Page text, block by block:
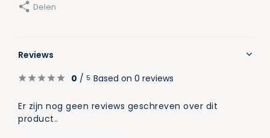
Delen
Reviews
0 / 5 Based on 0 reviews
Er zijn nog geen reviews geschreven over dit
product..